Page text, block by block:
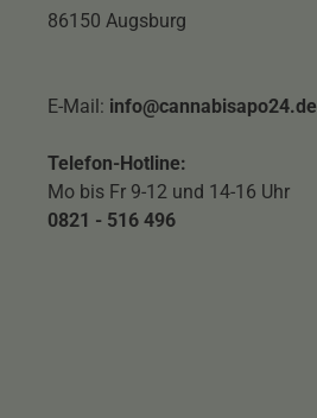
86150 Augsburg
E-Mail: info@cannabisapo24.de
Telefon-Hotline:
Mo bis Fr 9-12 und 14-16 Uhr
0821 - 516 496